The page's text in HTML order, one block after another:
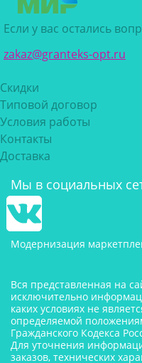
Если у вас остались
zakaz@granteks-opt.ru
Скидки
Типовой договор
Условия работы
Контакты
Доставка
Мы в социальных
Модернизация
Вся представленная на
исключительно
каких условиях не
определяемой
Гражданского Кодекса
Для уточнения
заказов, технических